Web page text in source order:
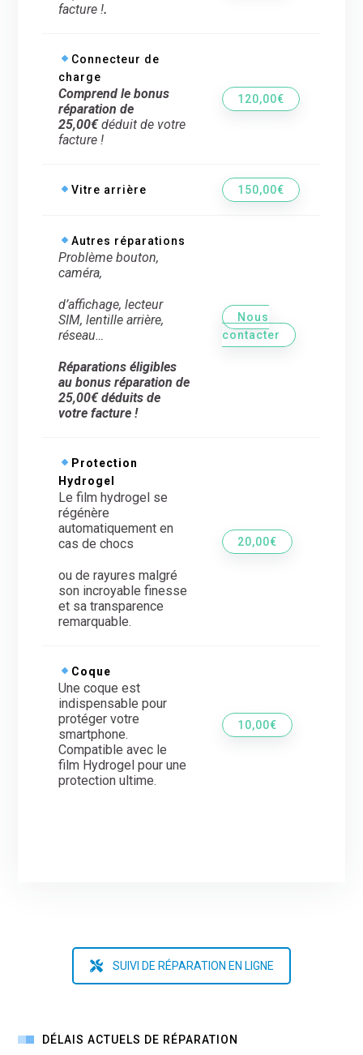
facture !.
Connecteur de
charge
Comprend le bonus
réparation de
25,00€déduit de votre
facture !
120,00€
Vitre arrière 150,00€
Autres réparations
Problème bouton,
caméra,
d’affichage, lecteur
SIM, lentille arrière,
réseau…
Réparations éligibles
au bonus réparation de
25,00€ déduits de
votre facture !
Nous
contacter
Protection
Hydrogel
Le film hydrogel se
régénère
automatiquement en
cas de chocs
ou de rayures malgré
son incroyable finesse
et sa transparence
remarquable.
20,00€
Coque
Une coque est
indispensable pour
protéger votre
smartphone.
Compatible avec le
film Hydrogel pour une
protection ultime.
10,00€
SUIVI DE RÉPARATION EN LIGNE
DÉLAIS ACTUELS DE RÉPARATION